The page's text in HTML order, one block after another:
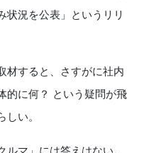
状況を公表」というリリ
材すると、さすがに社内
的に何？ という疑問が飛
い。